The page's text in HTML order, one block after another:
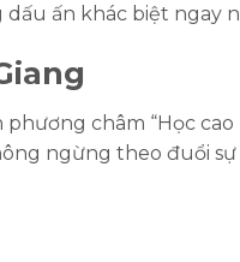
ấn khác biệt ngay
châm “Học cao
ngừng theo đuổi